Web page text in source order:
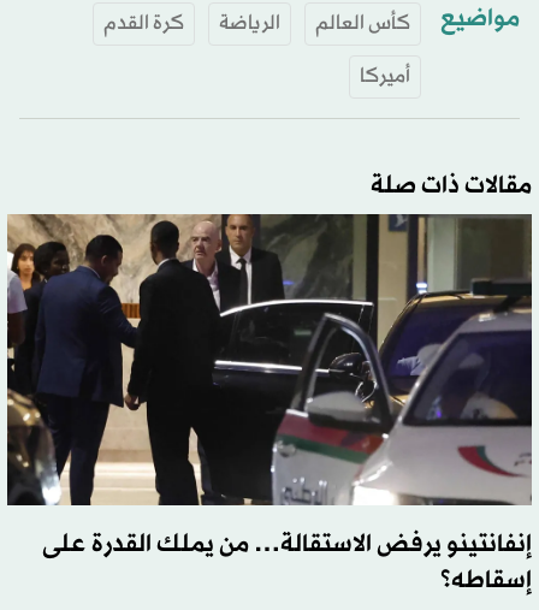
مواضيع كأس العالم الرياضة
كرة القدم
أميركا
مقالات ذات صلة
إنفانتينو يرفض الاستقالة… من يملك القدرة على
إسقاطه؟